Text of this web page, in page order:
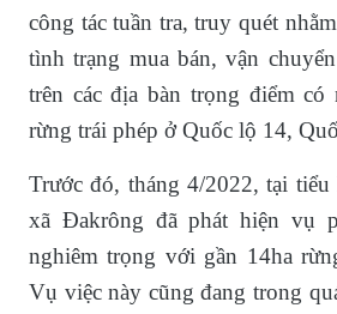
công tác tuần tra, truy quét
tình trạng mua bán, vận
trên các địa bàn trọng điểm
rừng trái phép ở Quốc lộ 14,
Trước đó, tháng 4/2022, tại
xã Đakrông đã phát hiện vụ
nghiêm trọng với gần 14ha
Vụ việc này cũng đang trong